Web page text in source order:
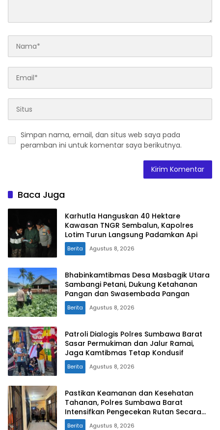
Simpan nama, email, dan situs web saya pada
peramban ini untuk komentar saya berikutnya.
Baca Juga
Karhutla Hanguskan 40 Hektare
Kawasan TNGR Sembalun, Kapolres
Lotim Turun Langsung Padamkan Api
Berita Agustus 8, 2026
Bhabinkamtibmas Desa Masbagik Utara
Sambangi Petani, Dukung Ketahanan
Pangan dan Swasembada Pangan
Berita Agustus 8, 2026
Patroli Dialogis Polres Sumbawa Barat
Sasar Permukiman dan Jalur Ramai,
Jaga Kamtibmas Tetap Kondusif
Berita Agustus 8, 2026
Pastikan Keamanan dan Kesehatan
Tahanan, Polres Sumbawa Barat
Intensifkan Pengecekan Rutan Secara
Berkala
Berita Agustus 8, 2026